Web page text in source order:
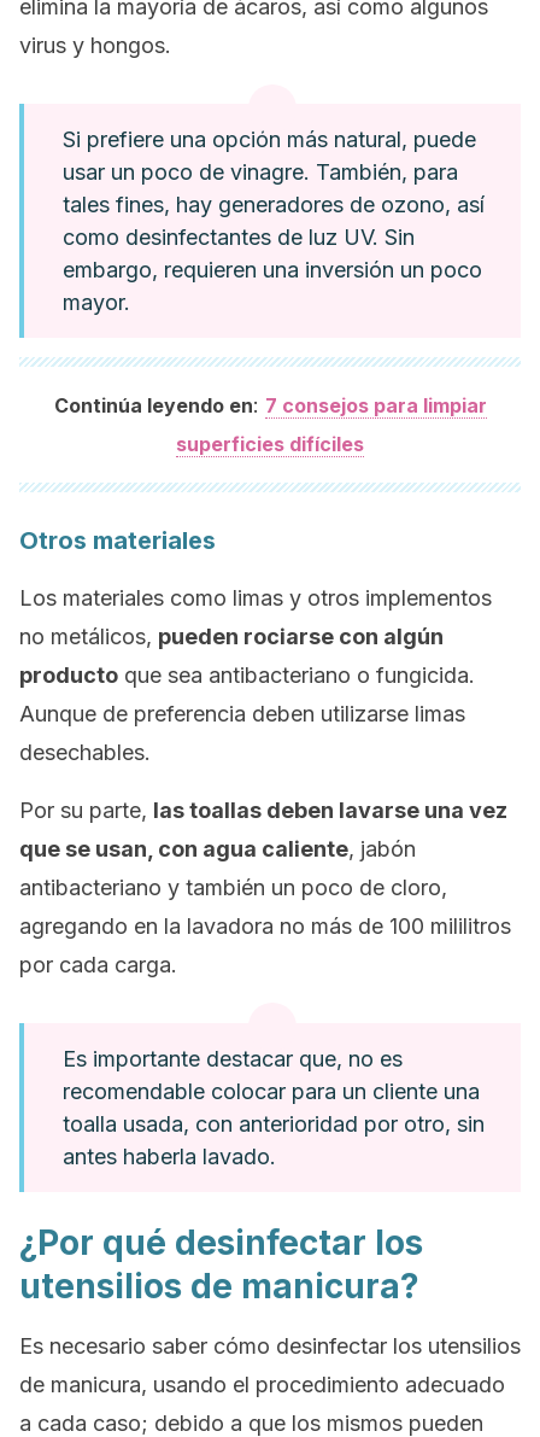
elimina la mayoría de ácaros, así como algunos
virus y hongos.
Si prefiere una opción más natural, puede
usar un poco de vinagre. También, para
tales fines, hay generadores de ozono, así
como desinfectantes de luz UV. Sin
embargo, requieren una inversión un poco
mayor.
Continúa leyendo en: 7 consejos para limpiar
superficies difíciles
Otros materiales
Los materiales como limas y otros implementos
no metálicos, pueden rociarse con algún
producto que sea antibacteriano o fungicida.
Aunque de preferencia deben utilizarse limas
desechables.
Por su parte, las toallas deben lavarse una vez
que se usan, con agua caliente, jabón
antibacteriano y también un poco de cloro,
agregando en la lavadora no más de 100 mililitros
por cada carga.
Es importante destacar que, no es
recomendable colocar para un cliente una
toalla usada, con anterioridad por otro, sin
antes haberla lavado.
¿Por qué desinfectar los
utensilios de manicura?
Es necesario saber cómo desinfectar los utensilios
de manicura, usando el procedimiento adecuado
a cada caso; debido a que los mismos pueden